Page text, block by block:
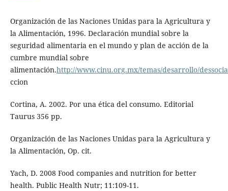
Organización de las Naciones Unidas para la Agricultura y
la Alimentación, 1996. Declaración mundial sobre la
seguridad alimentaria en el mundo y plan de acción de la
cumbre mundial sobre
alimentación.http://www.cinu.org.mx/temas/desarrollo/
ccion
Cortina, A. 2002. Por una ética del consumo. Editorial
Taurus 356 pp.
Organización de las Naciones Unidas para la Agricultura y
la Alimentación, Op. cit.
Yach, D. 2008 Food companies and nutrition for better
health. Public Health Nutr; 11:109-11.